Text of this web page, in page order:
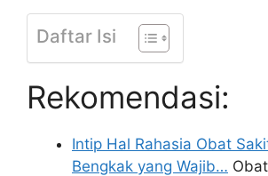
Daftar Isi
Rekomendasi:
Intip Hal Rahasia Obat
Bengkak yang Wajib…